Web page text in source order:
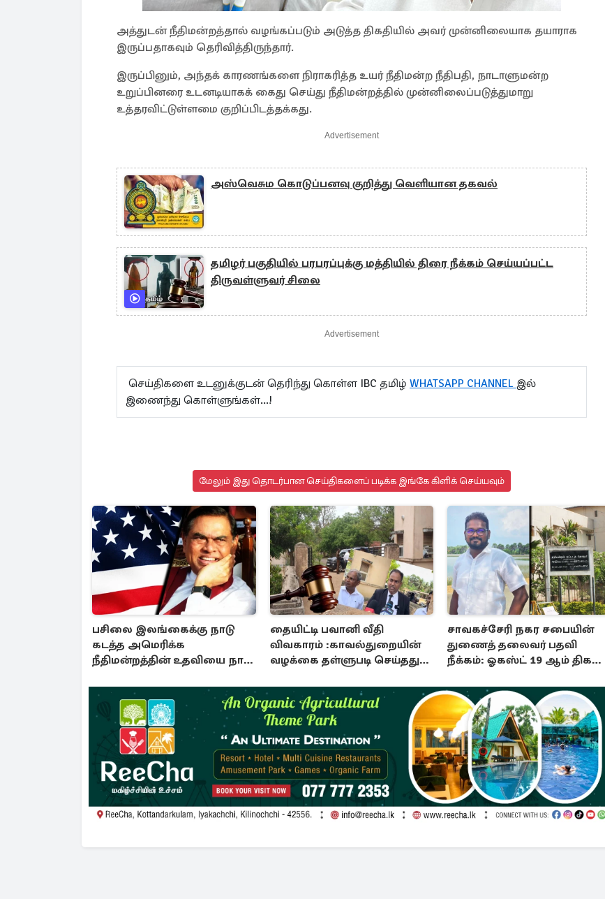
அத்துடன் நீதிமன்றத்தால் வழங்கப்படும் அடுத்த திகதியில் அவர் முன்னிலையாக தயாராக
இருப்பதாகவும் தெரிவித்திருந்தார்.
இருப்பினும், அந்தக் காரணங்களை நிராகரித்த உயர் நீதிமன்ற நீதிபதி, நாடாளுமன்ற
உறுப்பினரை உடனடியாகக் கைது செய்து நீதிமன்றத்தில் முன்னிலைப்படுத்துமாறு
உத்தரவிட்டுள்ளமை குறிப்பிடத்தக்கது.
Advertisement
அஸ்வெசும கொடுப்பனவு குறித்து வெளியான தகவல்
தமிழர் பகுதியில் பரபரப்புக்கு மத்தியில் திரை நீக்கம் செய்யப்பட்ட
திருவள்ளுவர் சிலை
Advertisement
செய்திகளை உடனுக்குடன் தெரிந்து கொள்ள IBC தமிழ் WHATSAPP CHANNEL இல்
இணைந்து கொள்ளுங்கள்...!
மேலும் இது தொடர்பான செய்திகளைப் படிக்க இங்கே கிளிக் செய்யவும்
பசிலை இலங்கைக்கு நாடு
கடத்த அமெரிக்க
நீதிமன்றத்தின் உதவியை நாட
தையிட்டி பவானி வீதி
விவகாரம் :காவல்துறையின்
வழக்கை தள்ளுபடி செய்தது
சாவகச்சேரி நகர சபையின்
துணைத் தலைவர் பதவி
நீக்கம்: ஓகஸ்ட் 19 ஆம் திகதி